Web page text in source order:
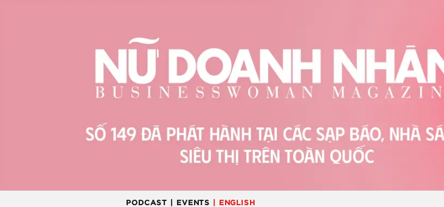
PODCAST | EVENTS | ENGLISH